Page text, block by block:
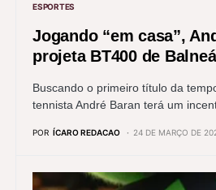
ESPORTES
Jogando “em casa”,
projeta BT400 de
Buscando o primeiro título da
tennista André Baran terá um
POR ÍCARO REDACAO 24 DE MARÇO DE